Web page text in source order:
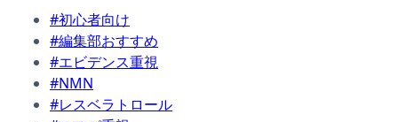
#初心者向け
#編集部おすすめ
#エビデンス重視
#NMN
#レスベラトロール